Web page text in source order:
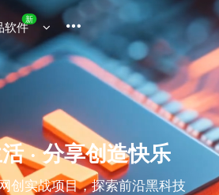
软件新
· 分享创造快乐
创实战项目，探索前沿黑科技